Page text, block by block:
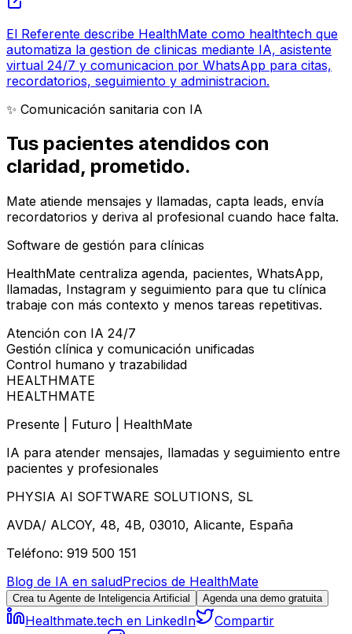
El Referente describe HealthMate como healthtech que
automatiza la gestion de clinicas mediante IA, asistente
virtual 24/7 y comunicacion por WhatsApp para citas,
recordatorios, seguimiento y administracion.
✨ Comunicación sanitaria con IA
Tus pacientes atendidos con
claridad, prometido.
Mate atiende mensajes y llamadas, capta leads, envía
recordatorios y deriva al profesional cuando hace falta.
Software de gestión para clínicas
HealthMate centraliza agenda, pacientes, WhatsApp,
llamadas, Instagram y seguimiento para que tu clínica
trabaje con más contexto y menos tareas repetitivas.
Atención con IA 24/7
Gestión clínica y comunicación unificadas
Control humano y trazabilidad
HEALTHMATE
HEALTHMATE
Presente | Futuro | HealthMate
IA para atender mensajes, llamadas y seguimiento entre
pacientes y profesionales
PHYSIA AI SOFTWARE SOLUTIONS, SL
AVDA/ ALCOY, 48, 4B, 03010, Alicante, España
Teléfono: 919 500 151
Blog de IA en saludPrecios de HealthMate
Crea tu Agente de Inteligencia Artificial Agenda una demo gratuita
Healthmate.tech en LinkedIn
Compartir